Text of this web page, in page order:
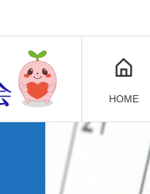
HOME